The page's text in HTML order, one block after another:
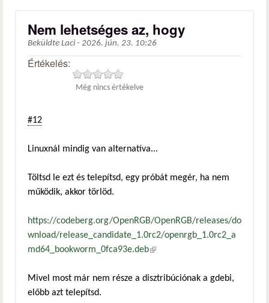
Nem lehetséges az, hogy
Beküldte Laci - 2026. jún. 23. 10:26
Értékelés:
Még nincs értékelve
#12
Linuxnál mindig van alternatíva...
Töltsd le ezt és telepítsd, egy próbát megér, ha nem
működik, akkor törlöd.
https://codeberg.org/OpenRGB/OpenRGB/releases/do
wnload/release_candidate_1.0rc2/openrgb_1.0rc2_a
md64_bookworm_0fca93e.deb(külső hivatkozás)
Mivel most már nem része a disztribúciónak a gdebi,
előbb azt telepítsd.